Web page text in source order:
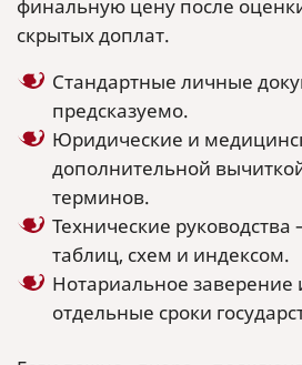
финальную цену после
скрытых доплат.
Стандартные личные
предсказуемо.
Юридические и
дополнительной
терминов.
Технические
таблиц, схем и индексом.
Нотариальное
отдельные сроки